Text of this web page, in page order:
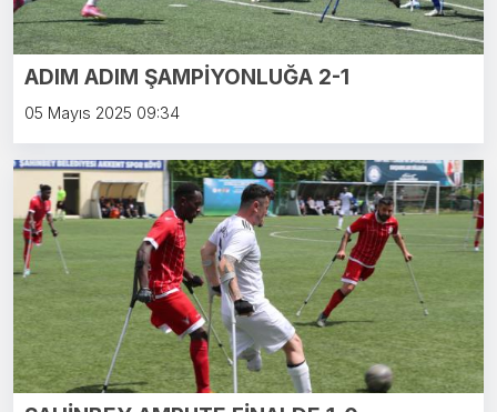
ADIM ADIM ŞAMPİYONLUĞA 2-1
05 Mayıs 2025 09:34